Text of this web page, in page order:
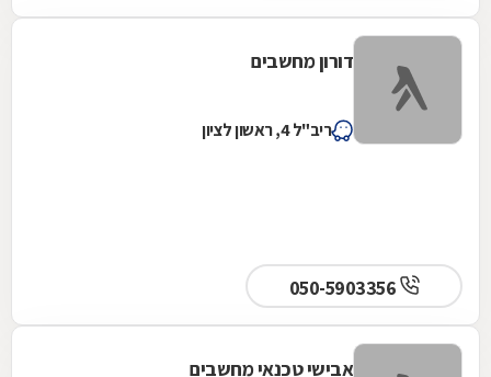
דורון מחשבים
ריב"ל 4, ראשון לציון
אבישי טכנאי מחשבים